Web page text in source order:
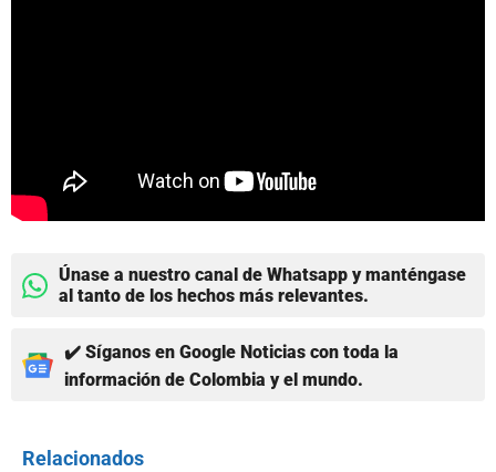
Únase a nuestro canal de Whatsapp y manténgase
al tanto de los hechos más relevantes.
✔️ Síganos en Google Noticias con toda la
información de Colombia y el mundo.
Relacionados